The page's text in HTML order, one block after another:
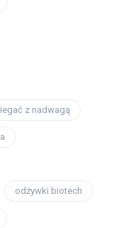
z nadwagą
odżywki biotech